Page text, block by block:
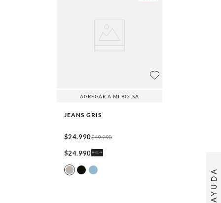
AYUDA
AGREGAR A MI BOLSA
JEANS GRIS
$24.990$49.990
$24.990